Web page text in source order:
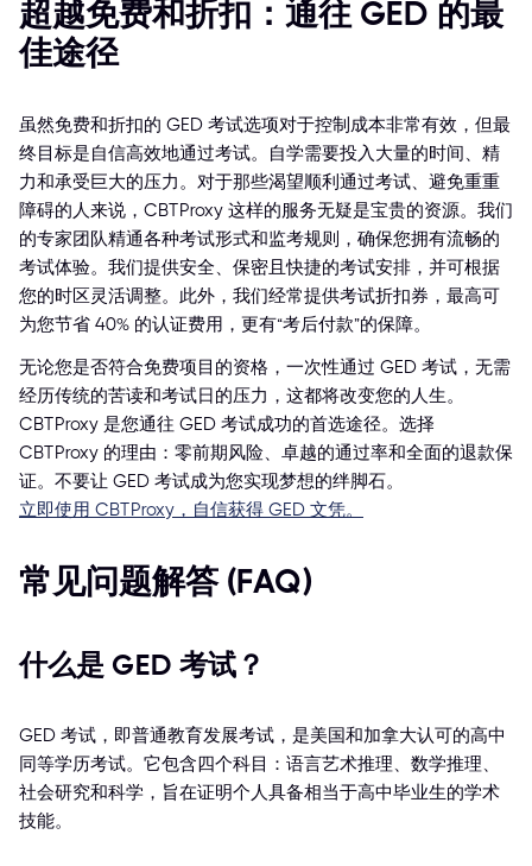
超越免费和折扣：通往 GED 的最
佳途径
虽然免费和折扣的 GED 考试选项对于控制成本非常有效，但最
终目标是自信高效地通过考试。自学需要投入大量的时间、精
力和承受巨大的压力。对于那些渴望顺利通过考试、避免重重
障碍的人来说，CBTProxy 这样的服务无疑是宝贵的资源。我们
的专家团队精通各种考试形式和监考规则，确保您拥有流畅的
考试体验。我们提供安全、保密且快捷的考试安排，并可根据
您的时区灵活调整。此外，我们经常提供考试折扣券，最高可
为您节省 40% 的认证费用，更有“考后付款”的保障。
无论您是否符合免费项目的资格，一次性通过 GED 考试，无需
经历传统的苦读和考试日的压力，这都将改变您的人生。
CBTProxy 是您通往 GED 考试成功的首选途径。选择
CBTProxy 的理由：零前期风险、卓越的通过率和全面的退款保
证。不要让 GED 考试成为您实现梦想的绊脚石。
立即使用 CBTProxy，自信获得 GED 文凭。
常见问题解答 (FAQ)
什么是 GED 考试？
GED 考试，即普通教育发展考试，是美国和加拿大认可的高中
同等学历考试。它包含四个科目：语言艺术推理、数学推理、
社会研究和科学，旨在证明个人具备相当于高中毕业生的学术
技能。